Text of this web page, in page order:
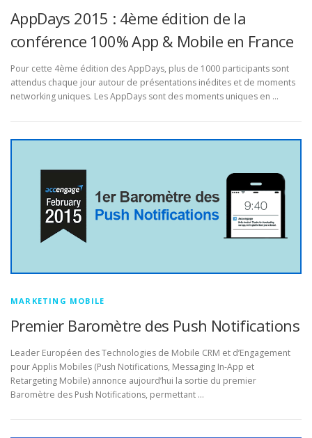
AppDays 2015 : 4ème édition de la
conférence 100% App & Mobile en France
Pour cette 4ème édition des AppDays, plus de 1000 participants sont
attendus chaque jour autour de présentations inédites et de moments
networking uniques. Les AppDays sont des moments uniques en …
MARKETING MOBILE
Premier Baromètre des Push Notifications
Leader Européen des Technologies de Mobile CRM et d’Engagement
pour Applis Mobiles (Push Notifications, Messaging In-App et
Retargeting Mobile) annonce aujourd’hui la sortie du premier
Baromètre des Push Notifications, permettant …